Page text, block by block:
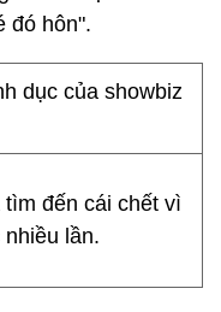
đó hôn".
đến cái chết vì
lần.